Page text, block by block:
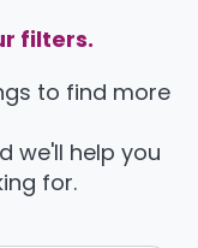
filters.
to find more
we'll help you
for.